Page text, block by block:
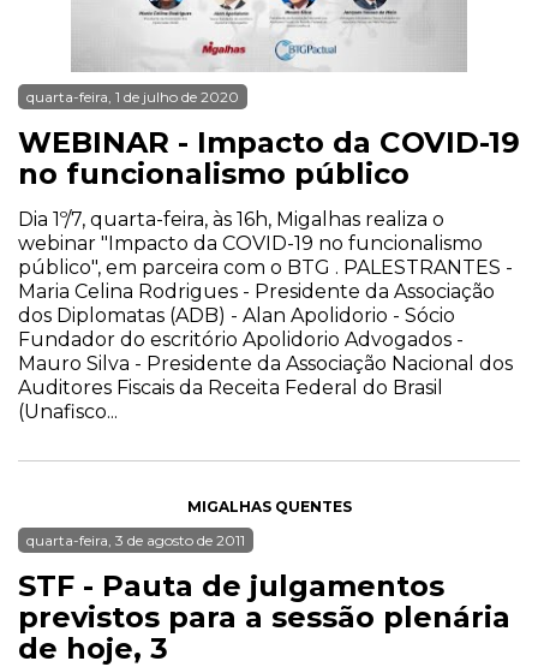
quarta-feira, 1 de julho de 2020
WEBINAR - Impacto da COVID-19
no funcionalismo público
Dia 1º/7, quarta-feira, às 16h, Migalhas realiza o
webinar "Impacto da COVID-19 no funcionalismo
público", em parceira com o BTG . PALESTRANTES -
Maria Celina Rodrigues - Presidente da Associação
dos Diplomatas (ADB) - Alan Apolidorio - Sócio
Fundador do escritório Apolidorio Advogados -
Mauro Silva - Presidente da Associação Nacional dos
Auditores Fiscais da Receita Federal do Brasil
(Unafisco...
MIGALHAS QUENTES
quarta-feira, 3 de agosto de 2011
STF - Pauta de julgamentos
previstos para a sessão plenária
de hoje, 3